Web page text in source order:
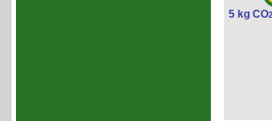
5 kg CO2